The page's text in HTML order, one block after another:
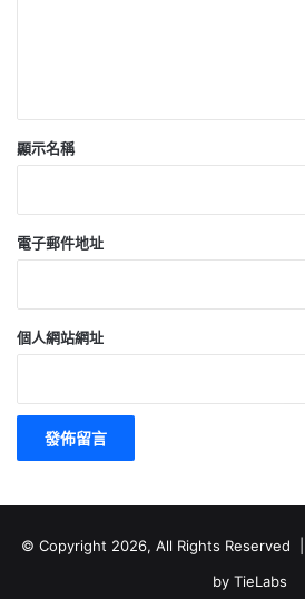
顯示名稱
電子郵件地址
個人網站網址
© Copyright 2026, All Rights Reserved |
by TieLabs